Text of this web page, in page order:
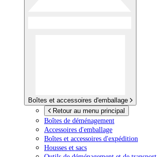
Boîtes et accessoires d'emballage
Retour au menu principal
Boîtes de déménagement
Accessoires d'emballage
Boîtes et accessoires d'expédition
Housses et sacs